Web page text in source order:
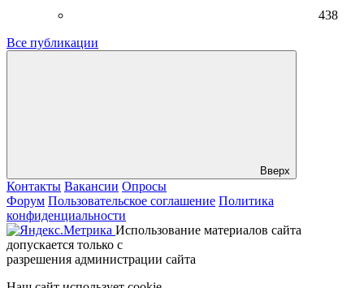
438
Все публикации
Вверх
Контакты Вакансии Опросы
Форум Пользовательское соглашение Политика
конфиденциальности
Использование материалов сайта
допускается только с
разрешения администрации сайта